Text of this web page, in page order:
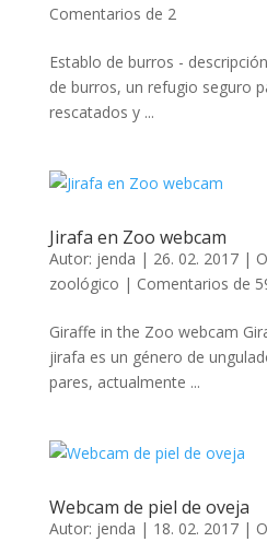
Comentarios de 2
Establo de burros -
de burros, un refugio seguro
rescatados y ...
Jirafa en Zoo webcam
Autor: jenda | 26. 02. 2017|
zoológico | Comentarios de
Giraffe in the Zoo webcam
jirafa es un género de
pares, actualmente ...
Webcam de piel de oveja
Autor: jenda | 18. 02. 2017|